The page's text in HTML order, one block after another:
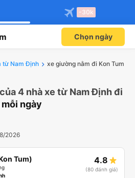
-30k
Chọn ngày
từ Nam Định
xe giường nằm đi Kon Tum
4 nhà xe từ Nam Định đi
ngày
2026
Tum) 4.8
(80 đánh giá)